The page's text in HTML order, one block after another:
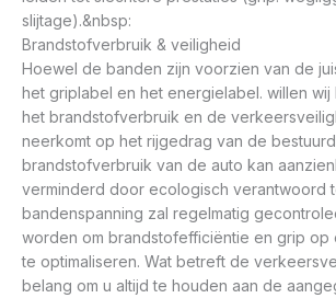
slijtage).&nbsp:
Brandstofverbruik & veiligheid
Hoewel de banden zijn voorzien van de
het griplabel en het energielabel. willen
het brandstofverbruik en de
neerkomt op het rijgedrag van de
brandstofverbruik van de auto kan
verminderd door ecologisch verantwoord
bandenspanning zal regelmatig
worden om brandstofefficiëntie en grip op
te optimaliseren. Wat betreft de
belang om u altijd te houden aan de